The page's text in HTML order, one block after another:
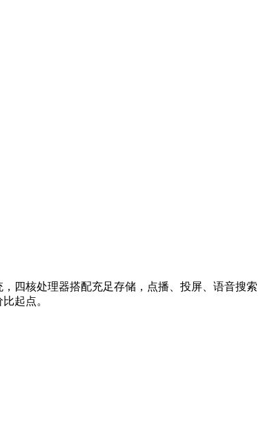
四核处理器搭配充足存储，点播、投屏、语音搜索
起点。